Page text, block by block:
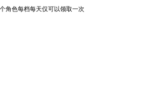
角色每档每天仅可以领取一次